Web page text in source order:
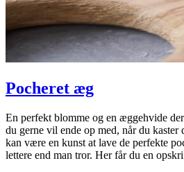
Pocheret æg
En perfekt blomme og en æggehvide
du gerne vil ende op med, når du
kan være en kunst at lave de perfekte
lettere end man tror. Her får du en